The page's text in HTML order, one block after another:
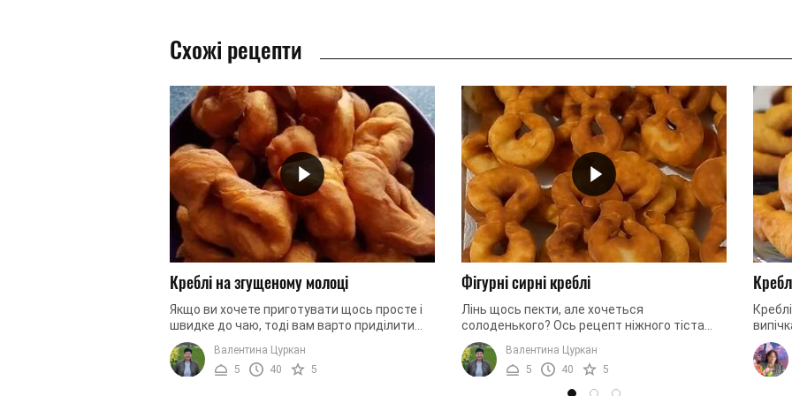
Схожі рецепти
Креблі на згущеному молоці
Якщо ви хочете приготувати щось просте і
швидке до чаю, тоді вам варто приділити
увагу представленому рецепту смачних
креблей на згущеному молоці. Ця ...
Валентина Цуркан
5
40 5
Фігурні сирні креблі
Лінь щось пекти, але хочеться
солоденького? Ось рецепт ніжного тіста
для креблей на основі сиру. Вам буде
складно відмовити собі в такій повітряній і ...
Валентина Цуркан
5
40 5